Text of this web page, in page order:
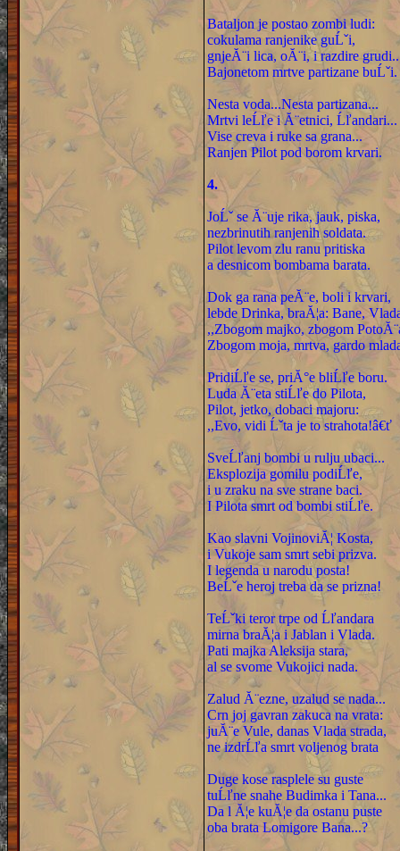
Bataljon je postao zombi ludi:
cokulama ranjenike guĹˇi,
gnjeĂ¨i lica, oĂ¨i, i razdire
Bajonetom mrtve partizane buĹˇi.
Nesta voda...Nesta partizana...
Mrtvi leĹľe i Ă¨etnici, Ĺľandari...
Vise creva i ruke sa grana...
Ranjen Pilot pod borom krvari.
4.
JoĹˇ se Ă¨uje rika, jauk, piska,
nezbrinutih ranjenih soldata.
Pilot levom zlu ranu pritiska
a desnicom bombama barata.
Dok ga rana peĂ¨e, boli i krvari,
lebde Drinka, braĂ¦a: Bane,
,,Zbogom majko, zbogom
Zbogom moja, mrtva, gardo
PridiĹľe se, priĂ°e bliĹľe boru.
Luda Ă¨eta stiĹľe do Pilota,
Pilot, jetko, dobaci majoru:
,,Evo, vidi Ĺˇta je to strahota!â€ť
SveĹľanj bombi u rulju ubaci...
Eksplozija gomilu podiĹľe,
i u zraku na sve strane baci.
I Pilota smrt od bombi stiĹľe.
Kao slavni VojinoviĂ¦ Kosta,
i Vukoje sam smrt sebi prizva.
I legenda u narodu posta!
BeĹˇe heroj treba da se prizna!
TeĹˇki teror trpe od Ĺľandara
mirna braĂ¦a i Jablan i Vlada.
Pati majka Aleksija stara,
al se svome Vukojici nada.
Zalud Ă¨ezne, uzalud se nada...
Crn joj gavran zakuca na vrata:
juĂ¨e Vule, danas Vlada strada,
ne izdrĹľa smrt voljenog brata
Duge kose rasplele su guste
tuĹľne snahe Budimka i Tana...
Da l Ă¦e kuĂ¦e da ostanu puste
oba brata Lomigore Bana...?